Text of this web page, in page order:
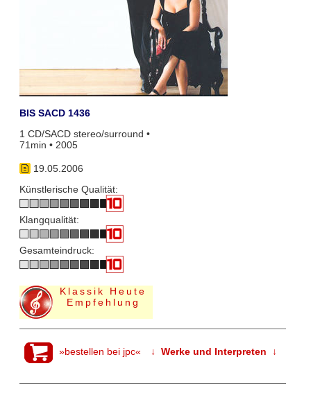
BIS SACD 1436
1 CD/SACD stereo/surround •
71min • 2005
19.05.2006
Künstlerische Qualität:
Klangqualität:
Gesamteindruck:
Klassik Heute
Empfehlung
»bestellen bei jpc« ↓ Werke und Interpreten ↓